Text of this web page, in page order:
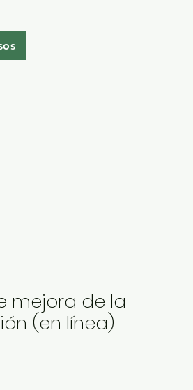
mejora de la
(en línea)